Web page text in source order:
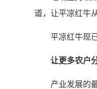
道，让平凉红牛
平凉红牛现已
让更多农户分
产业发展的最